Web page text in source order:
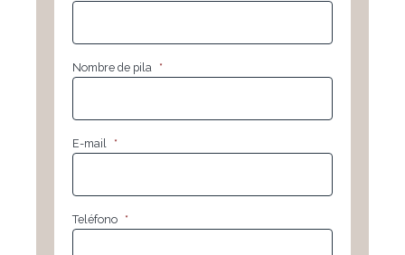
Nombre de pila *
E-mail *
Teléfono *